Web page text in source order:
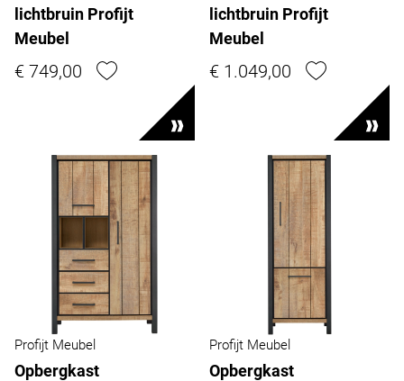
lichtbruin Profijt
Meubel
€ 749,00
lichtbruin Profijt
Meubel
€ 1.049,00
Profijt Meubel
Opbergkast
Profijt Meubel
Opbergkast